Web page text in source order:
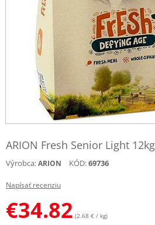
ARION Fresh Senior Light 12kg
Výrobca:ARION KÓD:69736
Napísať recenziu
€34.82 (2.68 € / kg)